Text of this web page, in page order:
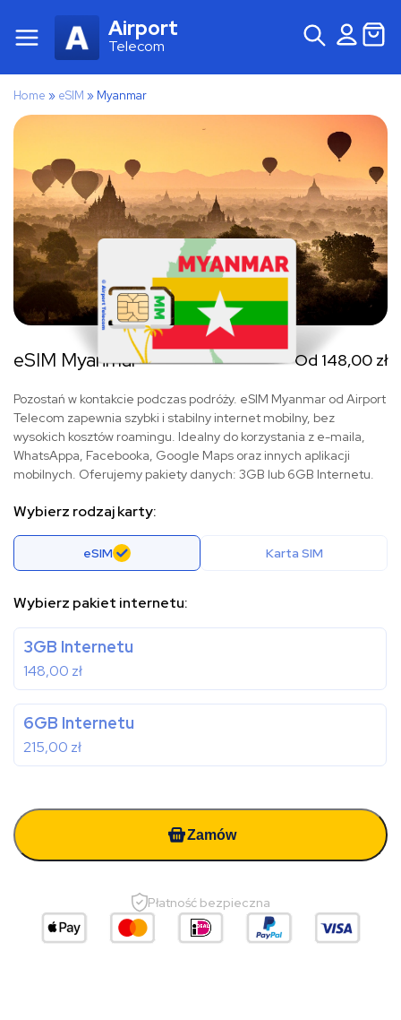
Airport
Telecom
Home » eSIM » Myanmar
eSIM Myanmar Od 148,00 zł
Pozostań w kontakcie podczas podróży. eSIM Myanmar od Airport
Telecom zapewnia szybki i stabilny internet mobilny, bez
wysokich kosztów roamingu. Idealny do korzystania z e-maila,
WhatsAppa, Facebooka, Google Maps oraz innych aplikacji
mobilnych. Oferujemy pakiety danych: 3GB lub 6GB Internetu.
Wybierz rodzaj karty:
eSIM Karta SIM
Wybierz pakiet internetu:
3GB Internetu
148,00 zł
6GB Internetu
215,00 zł
Zamów
Płatność bezpieczna